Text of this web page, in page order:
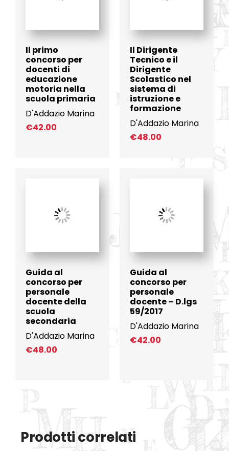
Il primo
concorso per
docenti di
educazione
motoria nella
scuola primaria
D'Addazio Marina
€42.00
Il Dirigente
Tecnico e il
Dirigente
Scolastico nel
sistema di
istruzione e
formazione
D'Addazio Marina
€48.00
Guida al
concorso per
personale
docente della
scuola
secondaria
D'Addazio Marina
€48.00
Guida al
concorso per
personale
docente – D.lgs
59/2017
D'Addazio Marina
€42.00
Prodotti correlati